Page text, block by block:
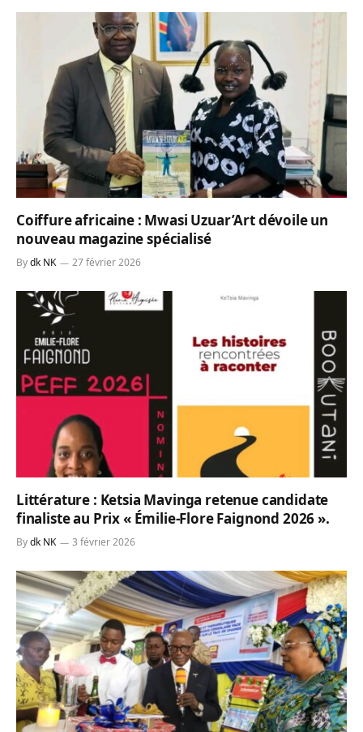
Coiffure africaine : Mwasi Uzuar’Art dévoile un
nouveau magazine spécialisé
Bydk NK 27 février 2026
Littérature : Ketsia Mavinga retenue candidate
finaliste au Prix « Émilie-Flore Faignond 2026 ».
Bydk NK 3 février 2026